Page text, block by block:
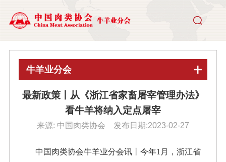
牛羊业分会
最新政策丨从《浙江省家畜屠宰管理办法》
看牛羊将纳入定点屠宰
来源: 中国肉类协会 发布日期:2023-02-27
中国肉类协会牛羊业分会讯丨今年1月，浙江省